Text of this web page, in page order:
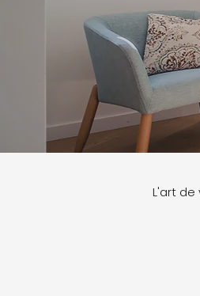
L'art de